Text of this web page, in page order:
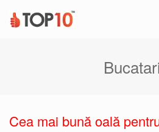
Cea mai bună oală